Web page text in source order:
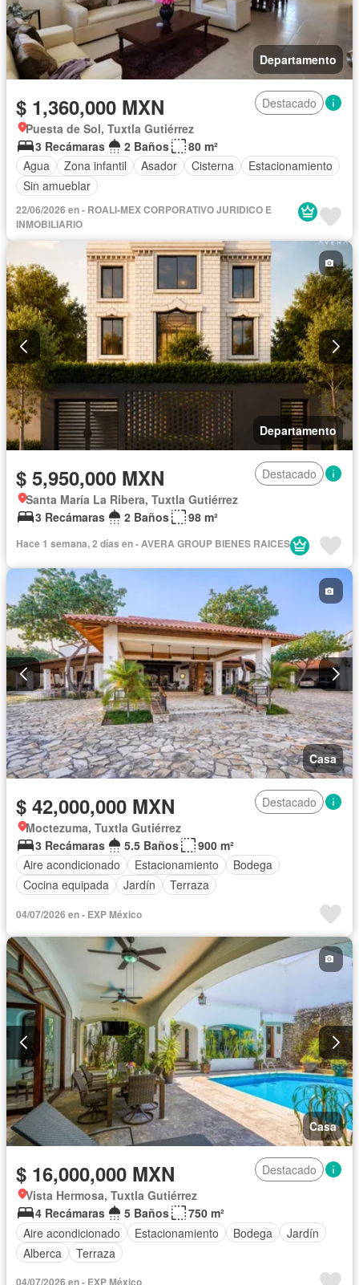
Departamento
$ 1,360,000 MXN
Destacado
Puesta de Sol, Tuxtla Gutiérrez
3 Recámaras
2 Baños
80 m²
Agua
Zona infantil Asador Cisterna
Estacionamiento
Sin amueblar
22/06/2026 en - ROALI-MEX CORPORATIVO JURIDICO E
INMOBILIARIO
Departamento
$ 5,950,000 MXN
Destacado
Santa María La Ribera, Tuxtla Gutiérrez
3 Recámaras
2 Baños 98 m²
Hace 1 semana, 2 días en - AVERA GROUP BIENES RAICES
Casa
$ 42,000,000 MXN
Destacado
Moctezuma, Tuxtla Gutiérrez
3 Recámaras
5.5 Baños
900 m²
Aire acondicionado
Estacionamiento
Bodega
Cocina equipada
Jardín Terraza
04/07/2026 en - EXP México
Casa
$ 16,000,000 MXN
Destacado
Vista Hermosa, Tuxtla Gutiérrez
4 Recámaras
5 Baños
750 m²
Aire acondicionado
Estacionamiento Bodega
Jardín
Alberca
Terraza
04/07/2026 en - EXP México